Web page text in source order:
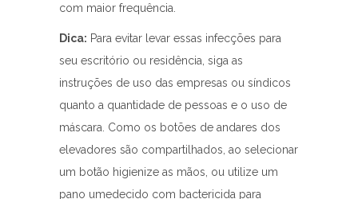
com maior frequência.
Dica: Para evitar levar essas infecções para
seu escritório ou residência, siga as
instruções de uso das empresas ou síndicos
quanto a quantidade de pessoas e o uso de
máscara. Como os botões de andares dos
elevadores são compartilhados, ao selecionar
um botão higienize as mãos, ou utilize um
pano umedecido com bactericida para